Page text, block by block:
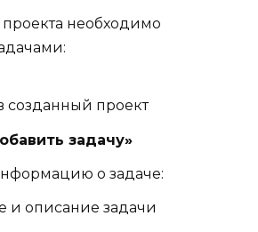
необходимо
созданный проект
задачу»
о задаче:
и описание задачи